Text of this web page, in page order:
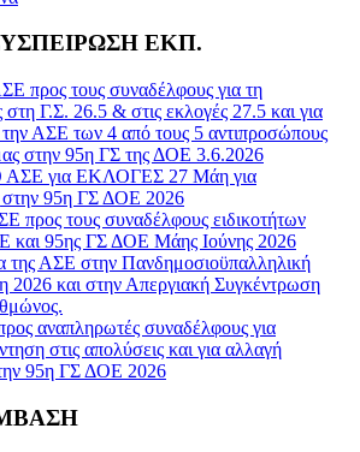
ΕΚΠ.
προς τους συναδέλφους για τη
Γ.Σ. 26.5 & στις εκλογές 27.5 και για
ΑΣΕ των 4 από τους 5 αντιπροσώπους
στην 95η ΓΣ της ΔΟΕ 3.6.2026
για ΕΚΛΟΓΕΣ 27 Μάη για
στην 95η ΓΣ ΔΟΕ 2026
προς τους συναδέλφους ειδικοτήτων
και 95ης ΓΣ ΔΟΕ Μάης Ιούνης 2026
ΑΣΕ στην Πανδημοσιοϋπαλληλική
2026 και στην Απεργιακή Συγκέντρωση
αναπληρωτές συναδέλφους για
στις απολύσεις και για αλλαγή
95η ΓΣ ΔΟΕ 2026